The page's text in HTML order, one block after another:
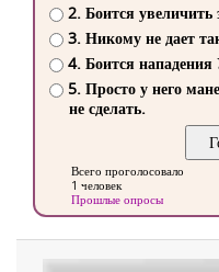
2. Боится
3. Никому не дает
4. Боится
5. Просто у него
не сделать.
Всего проголосовало
1 человек
Прошлые опросы